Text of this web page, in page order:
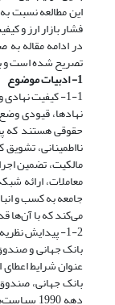
این مطالعه نسبت
فشار بازار ارز و
در ادامه مقاله
تصریح شده است و
1- ادبیات موضوع
1-1- کیفیت نهادی و حکمرانی
نهادها، قیودی
حقوقی هستند که
مالکیت، تضمین
معاملات، ارائه
می‌کند که با
1-2- پیدایش نظریه حکمرانی خوب